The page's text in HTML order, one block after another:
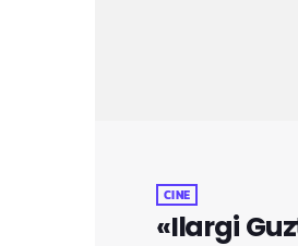
CINE
«Ilargi